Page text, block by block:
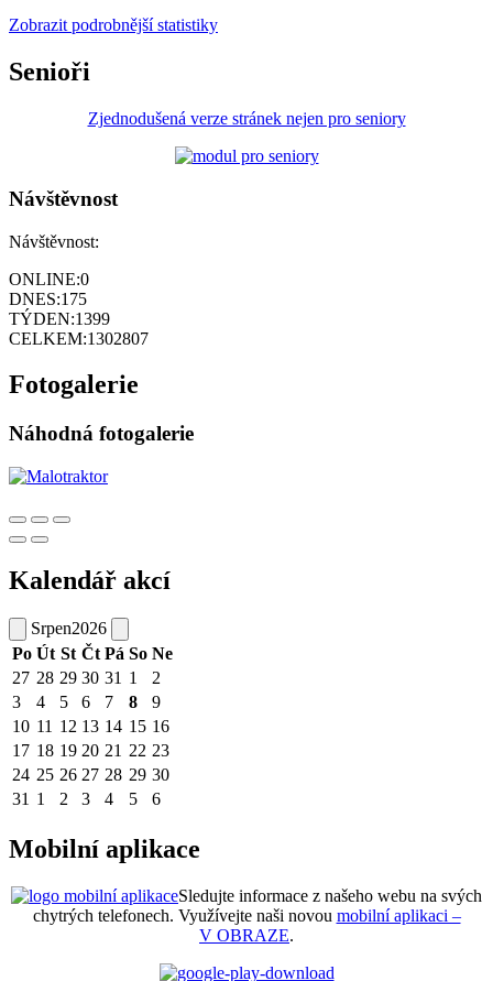
Zobrazit podrobnější statistiky
Senioři
Zjednodušená verze stránek nejen pro seniory
Návštěvnost
Návštěvnost:
ONLINE:0
DNES:175
TÝDEN:1399
CELKEM:1302807
Fotogalerie
Náhodná fotogalerie
Kalendář akcí
Srpen2026
Po Út St Čt Pá So Ne
27 28 29 30 31 1
2
3
4 5 6 7 8
9
10 11 12 13 14 15 16
17 18 19 20 21 22 23
24 25 26 27 28 29 30
31 1 2 3 4 5 6
Mobilní aplikace
Sledujte informace z našeho webu na svých
chytrých telefonech. Využívejte naši novou mobilní aplikaci –
V OBRAZE.